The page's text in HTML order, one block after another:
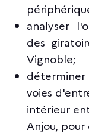
analyser
des
Vignoble;
déterminer
voies
intérieur
Anjou,